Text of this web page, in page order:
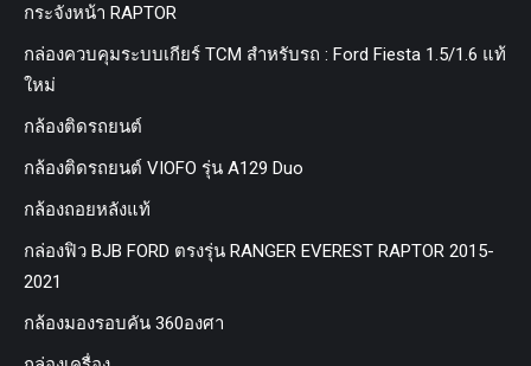
กระจังหน้า RAPTOR
กล่องควบคุมระบบเกียร์ TCM สำหรับรถ : Ford Fiesta 1.5/1.6 แท้
ใหม่
กล้องติดรถยนต์
กล้องติดรถยนต์ VIOFO รุ่น A129 Duo
กล้องถอยหลังแท้
กล่องฟิว BJB FORD ตรงรุ่น RANGER EVEREST RAPTOR 2015-
2021
กล้องมองรอบคัน 360องศา